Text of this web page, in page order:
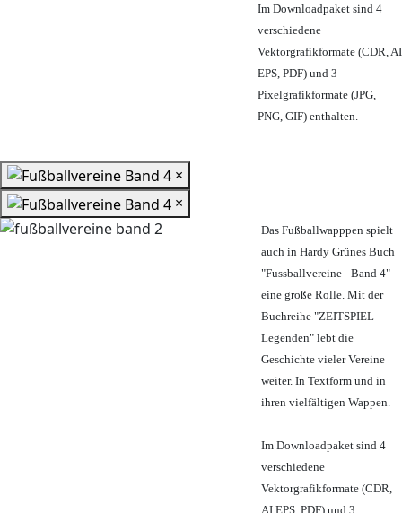
Im Downloadpaket sind 4
verschiedene
Vektorgrafikformate (CDR, AI
EPS, PDF) und 3
Pixelgrafikformate (JPG,
PNG, GIF) enthalten.
×
×
Das Fußballwapppen spielt
auch in Hardy Grünes Buch
"Fussballvereine - Band 4"
eine große Rolle. Mit der
Buchreihe "ZEITSPIEL-
Legenden" lebt die
Geschichte vieler Vereine
weiter. In Textform und in
ihren vielfältigen Wappen.
Im Downloadpaket sind 4
verschiedene
Vektorgrafikformate (CDR,
AI EPS, PDF) und 3